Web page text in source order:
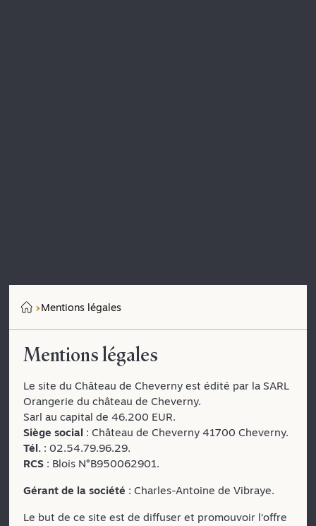
Mentions légales
Mentions légales
Le site du Château de Cheverny est édité par la SARL
Orangerie du château de Cheverny.
Sarl au capital de 46.200 EUR.
Siège social : Château de Cheverny 41700 Cheverny.
Tél.: 02.54.79.96.29.
RCS: Blois N°B950062901.
Gérant de la société : Charles-Antoine de Vibraye.
Le but de ce site est de diffuser et promouvoir l’offre